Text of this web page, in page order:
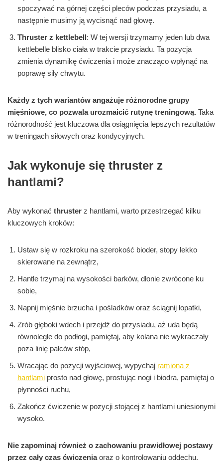
spoczywać na górnej części pleców podczas przysiadu, a
następnie musimy ją wycisnąć nad głowę.
Thruster z kettlebell: W tej wersji trzymamy jeden lub dwa
kettlebelle blisko ciała w trakcie przysiadu. Ta pozycja
zmienia dynamikę ćwiczenia i może znacząco wpłynąć na
poprawę siły chwytu.
Każdy z tych wariantów angażuje różnorodne grupy
mięśniowe, co pozwala urozmaicić rutynę treningową. Taka
różnorodność jest kluczowa dla osiągnięcia lepszych rezultatów
w treningach siłowych oraz kondycyjnych.
Jak wykonuje się thruster z
hantlami?
Aby wykonać thruster z hantlami, warto przestrzegać kilku
kluczowych kroków:
Ustaw się w rozkroku na szerokość bioder, stopy lekko
skierowane na zewnątrz,
Hantle trzymaj na wysokości barków, dłonie zwrócone ku
sobie,
Napnij mięśnie brzucha i pośladków oraz ściągnij łopatki,
Zrób głęboki wdech i przejdź do przysiadu, aż uda będą
równolegle do podłogi, pamiętaj, aby kolana nie wykraczały
poza linię palców stóp,
Wracając do pozycji wyjściowej, wypychaj ramiona z
hantlami prosto nad głowę, prostując nogi i biodra, pamiętaj o
płynności ruchu,
Zakończ ćwiczenie w pozycji stojącej z hantlami uniesionymi
wysoko.
Nie zapominaj również o zachowaniu prawidłowej postawy
przez cały czas ćwiczeniaoraz o kontrolowaniu oddechu.